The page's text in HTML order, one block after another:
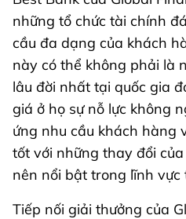
những tổ chức tài chính
cầu đa dạng của khách
này có thể không phải là
lâu đời nhất tại quốc gia
giá ở họ sự nỗ lực không
ứng nhu cầu khách hàng
tốt với những thay đổi
nên nổi bật trong lĩnh vực
Tiếp nối giải thưởng của